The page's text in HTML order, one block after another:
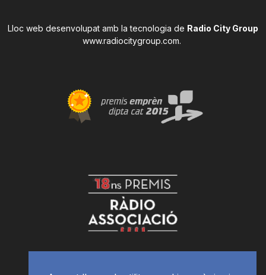
Lloc web desenvolupat amb la tecnologia de Radio City Group
www.radiocitygroup.com.